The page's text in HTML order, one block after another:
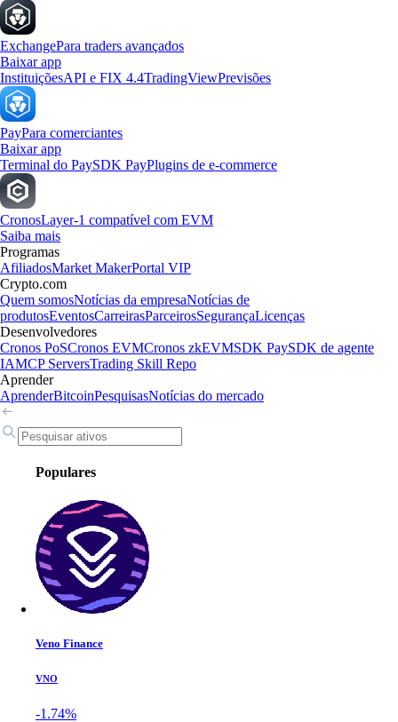
ExchangePara traders avançados
Baixar app
InstituiçõesAPI e FIX 4.4TradingViewPrevisões
PayPara comerciantes
Baixar app
Terminal do PaySDK PayPlugins de e-commerce
CronosLayer-1 compatível com EVM
Saiba mais
Programas
AfiliadosMarket MakerPortal VIP
Crypto.com
Quem somosNotícias da empresaNotícias de
produtosEventosCarreirasParceirosSegurançaLicenças
Desenvolvedores
Cronos PoSCronos EVMCronos zkEVMSDK PaySDK de agente
IAMCP ServersTrading Skill Repo
Aprender
AprenderBitcoinPesquisasNotícias do mercado
Populares
Veno Finance
VNO
-1.74%